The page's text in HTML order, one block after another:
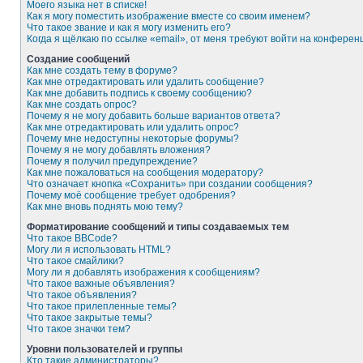
Моего языка нет в списке!
Как я могу поместить изображение вместе со своим именем?
Что такое звание и как я могу изменить его?
Когда я щёлкаю по ссылке «email», от меня требуют войти на
Создание сообщений
Как мне создать тему в форуме?
Как мне отредактировать или удалить сообщение?
Как мне добавить подпись к своему сообщению?
Как мне создать опрос?
Почему я не могу добавить больше вариантов ответа?
Как мне отредактировать или удалить опрос?
Почему мне недоступны некоторые форумы?
Почему я не могу добавлять вложения?
Почему я получил предупреждение?
Как мне пожаловаться на сообщения модератору?
Что означает кнопка «Сохранить» при создании сообщения?
Почему моё сообщение требует одобрения?
Как мне вновь поднять мою тему?
Форматирование сообщений и типы создаваемых тем
Что такое BBCode?
Могу ли я использовать HTML?
Что такое смайлики?
Могу ли я добавлять изображения к сообщениям?
Что такое важные объявления?
Что такое объявления?
Что такое прилепленные темы?
Что такое закрытые темы?
Что такое значки тем?
Уровни пользователей и группы
Кто такие администраторы?